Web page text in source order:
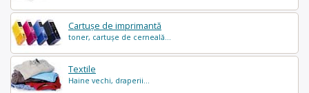
Cartușe de imprimantă
toner, cartușe de cerneală...
Textile
Haine vechi, draperii...